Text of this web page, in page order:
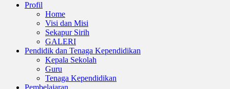
Profil
Home
Visi dan Misi
Sekapur Sirih
GALERI
Pendidik dan Tenaga Kependidikan
Kepala Sekolah
Guru
Tenaga Kependidikan
Pembelajaran